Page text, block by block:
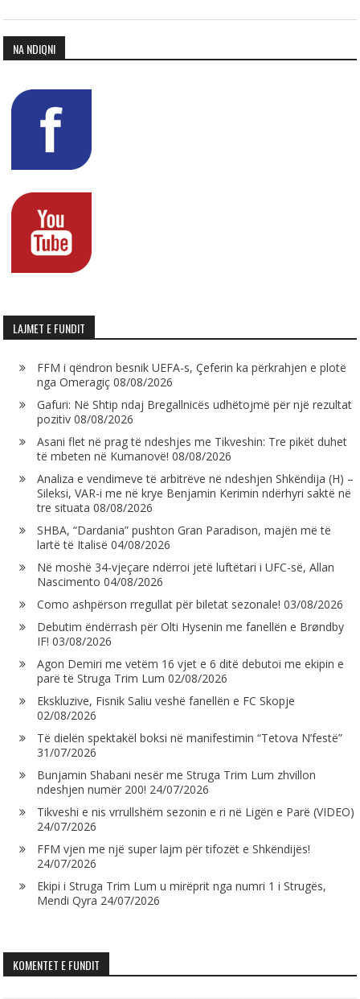
NA NDIQNI
LAJMET E FUNDIT
FFM i qëndron besnik UEFA-s, Çeferin ka përkrahjen e plotë
nga Omeragiç 08/08/2026
Gafuri: Në Shtip ndaj Bregallnicës udhëtojmë për një rezultat
pozitiv 08/08/2026
Asani flet në prag të ndeshjes me Tikveshin: Tre pikët duhet
të mbeten në Kumanovë! 08/08/2026
Analiza e vendimeve të arbitrëve në ndeshjen Shkëndija (H) –
Sileksi, VAR-i me në krye Benjamin Kerimin ndërhyri saktë në
tre situata 08/08/2026
SHBA, “Dardania” pushton Gran Paradison, majën më të
lartë të Italisë 04/08/2026
Në moshë 34-vjeçare ndërroi jetë luftëtari i UFC-së, Allan
Nascimento 04/08/2026
Como ashpërson rregullat për biletat sezonale! 03/08/2026
Debutim ëndërrash për Olti Hysenin me fanellën e Brøndby
IF! 03/08/2026
Agon Demiri me vetëm 16 vjet e 6 ditë debutoi me ekipin e
parë të Struga Trim Lum 02/08/2026
Ekskluzive, Fisnik Saliu veshë fanellën e FC Skopje
02/08/2026
Të dielën spektakël boksi në manifestimin “Tetova N’festë”
31/07/2026
Bunjamin Shabani nesër me Struga Trim Lum zhvillon
ndeshjen numër 200! 24/07/2026
Tikveshi e nis vrrullshëm sezonin e ri në Ligën e Parë (VIDEO)
24/07/2026
FFM vjen me një super lajm për tifozët e Shkëndijës!
24/07/2026
Ekipi i Struga Trim Lum u mirëprit nga numri 1 i Strugës,
Mendi Qyra 24/07/2026
KOMENTET E FUNDIT